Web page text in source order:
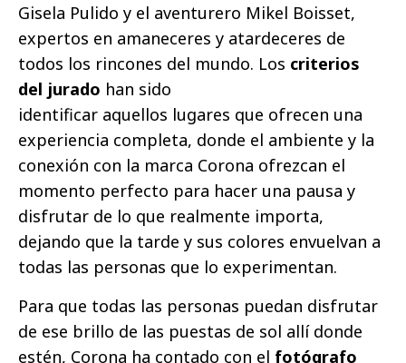
Gisela Pulido y el aventurero Mikel Boisset,
expertos en amaneceres y atardeceres de
todos los rincones del mundo. Los criterios
del jurado han sido
identificar aquellos lugares que ofrecen una
experiencia completa, donde el ambiente y la
conexión con la marca Corona ofrezcan el
momento perfecto para hacer una pausa y
disfrutar de lo que realmente importa,
dejando que la tarde y sus colores envuelvan a
todas las personas que lo experimentan.
Para que todas las personas puedan disfrutar
de ese brillo de las puestas de sol allí donde
estén, Corona ha contado con el fotógrafo